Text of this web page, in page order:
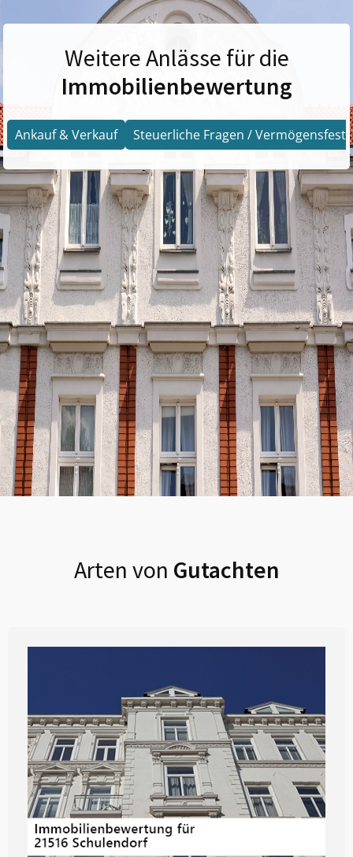
Weitere Anlässe für die
Immobilienbewertung
Ankauf & Verkauf Steuerliche Fragen /
Arten von Gutachten